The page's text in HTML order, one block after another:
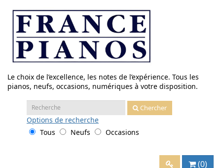
contenu
Le choix de l’excellence, les notes de l’expérience. Tous les
pianos, neufs, occasions, numériques à votre disposition.
Recherche
:
Chercher
Options de recherche
Tous
Neufs Occasions
(0)